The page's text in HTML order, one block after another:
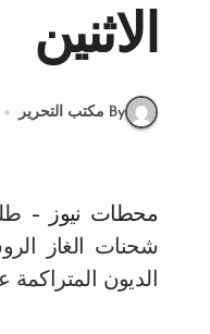
الاثنين
By مكتب التحرير
محطات نيوز –
شحنات الغاز
الديون المتراكمة